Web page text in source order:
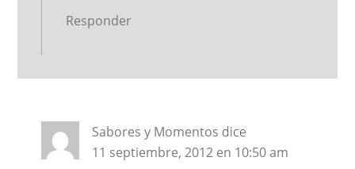
Responder
Sabores y Momentos dice
11 septiembre, 2012 en 10:50 am